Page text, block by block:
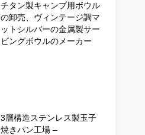
チタン製キャンプ用ボウル
の卸売、ヴィンテージ調マ
ットシルバーの金属製サー
ビングボウルのメーカー
3層構造ステンレス製玉子
焼きパン工場 –